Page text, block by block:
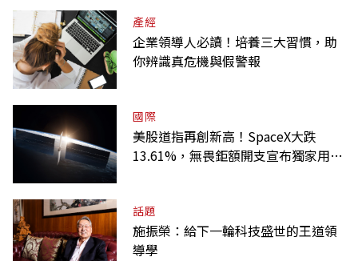
產經
企業領導人必讀！培養三大習慣，助
你辨識真危機與假警報
國際
美股道指再創新高！SpaceX大跌
13.61%，無畏鉅額開支宣布獨家用輝
話題
施振榮：給下一輪科技盛世的王道領
導學